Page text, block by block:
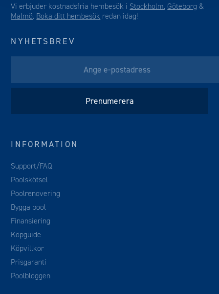
Vi erbjuder kostnadsfria hembesök i Stockholm, Göteborg &
Malmö. Boka ditt hembesök redan idag!
NYHETSBREV
INFORMATION
Support/FAQ
Poolskötsel
Poolrenovering
Bygga pool
Finansiering
Köpguide
Köpvillkor
Prisgaranti
Poolbloggen